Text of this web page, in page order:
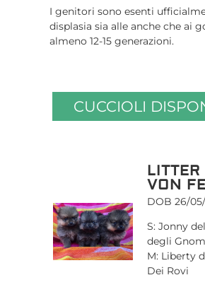
I genitori sono esenti
displasia sia alle anche che ai
almeno 12-15 generazioni.
CUCCIOLI
LITTER
VON
DOB 26/
S: Jonny
degli
M: Liberty
Dei Rovi